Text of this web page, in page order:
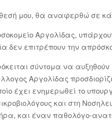
μου, θα αναφερθώ σε
Αργολίδας,
δεν επιτρέπουν την
σύντομα να
Αργολίδας
έχει ενημερωθεί το
και στη
και έναν παθολόγο-